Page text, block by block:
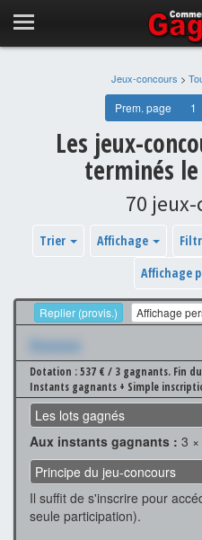
Jeux-concours >
Prem. page 1
Les jeux-
terminés
70
Trier Affichage
Affichage
Replier (provis.) Affichage
Xxxxxxx
Dotation : 537 € / 3 gagnants. Fin
Instants gagnants + Simple
Les lots gagnés
Aux instants gagnants : 3
Principe du jeu-concours
Il suffit de s'inscrire pour
seule participation).